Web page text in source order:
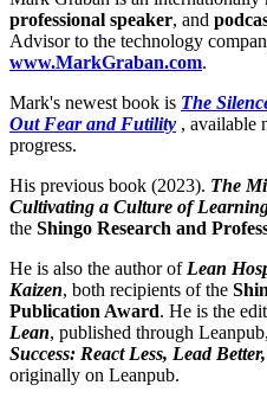
professional speaker, and
Advisor to the technology
www.MarkGraban.com.
Mark's newest book is The
Out Fear and Futility , available
progress.
His previous book (2023). The
Cultivating a Culture of
the Shingo Research and
He is also the author of Lean
Kaizen, both recipients of the
Publication Award. He is the
Lean, published through
Success: React Less, Lead
originally on Leanpub.